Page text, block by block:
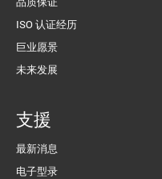
ISO 认证经历
巨业愿景
未来发展
支援
最新消息
电子型录